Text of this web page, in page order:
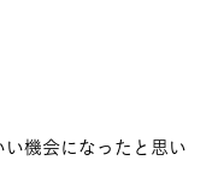
機会になったと思い